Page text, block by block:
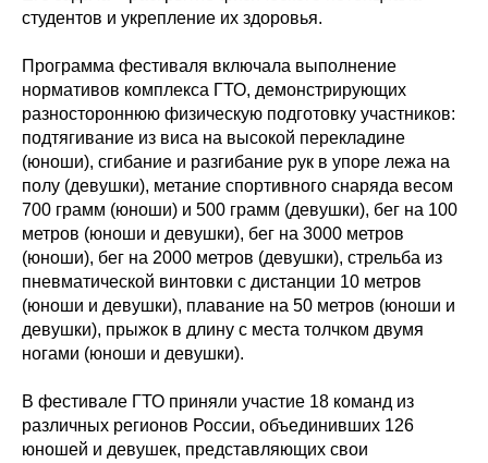
студентов и укрепление их здоровья.
Программа фестиваля включала выполнение
нормативов комплекса ГТО, демонстрирующих
разностороннюю физическую подготовку участников:
подтягивание из виса на высокой перекладине
(юноши), сгибание и разгибание рук в упоре лежа на
полу (девушки), метание спортивного снаряда весом
700 грамм (юноши) и 500 грамм (девушки), бег на 100
метров (юноши и девушки), бег на 3000 метров
(юноши), бег на 2000 метров (девушки), стрельба из
пневматической винтовки с дистанции 10 метров
(юноши и девушки), плавание на 50 метров (юноши и
девушки), прыжок в длину с места толчком двумя
ногами (юноши и девушки).
В фестивале ГТО приняли участие 18 команд из
различных регионов России, объединивших 126
юношей и девушек, представляющих свои